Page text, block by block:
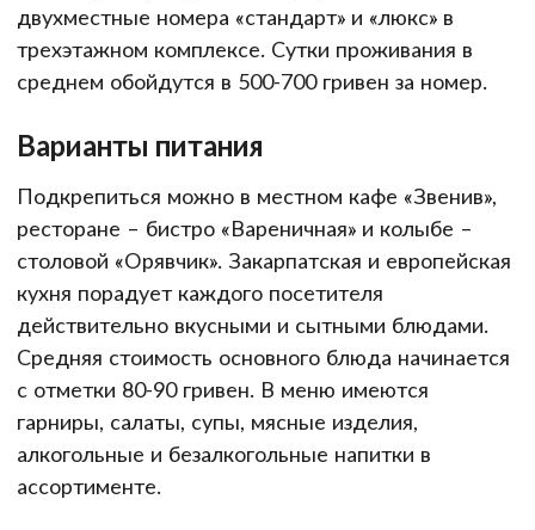
двухместные номера «стандарт» и «люкс» в
трехэтажном комплексе. Сутки проживания в
среднем обойдутся в 500-700 гривен за номер.
Варианты питания
Подкрепиться можно в местном кафе «Звенив»,
ресторане – бистро «Вареничная» и колыбе –
столовой «Орявчик». Закарпатская и европейская
кухня порадует каждого посетителя
действительно вкусными и сытными блюдами.
Средняя стоимость основного блюда начинается
с отметки 80-90 гривен. В меню имеются
гарниры, салаты, супы, мясные изделия,
алкогольные и безалкогольные напитки в
ассортименте.